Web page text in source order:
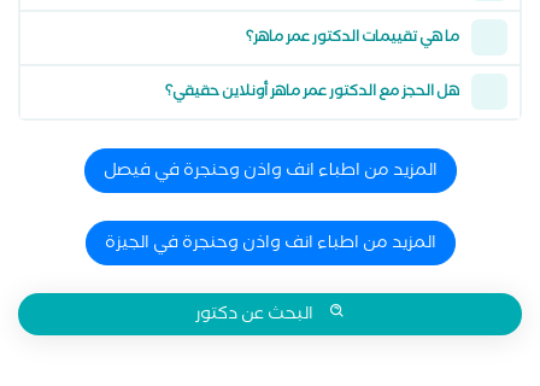
ما هي تقييمات الدكتور عمر ماهر؟
هل الحجز مع الدكتور عمر ماهر أونلاين حقيقي؟
المزيد من اطباء انف واذن وحنجرة في فيصل
المزيد من اطباء انف واذن وحنجرة في الجيزة
البحث عن دكتور